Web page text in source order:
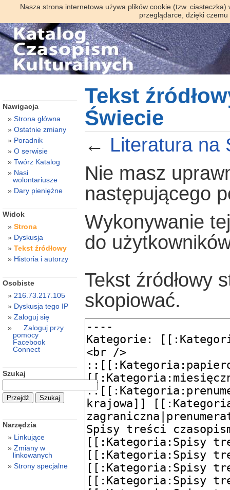
Nasza strona internetowa używa plików cookie (tzw.
przeglądarce, dzięki
Tekst
Świecie
← Literatura na
Nie masz
następującego
Wykonywanie
do
Tekst źródłowy
skopiować.
Nawigacja
Strona główna
Ostatnie zmiany
Poradnik
O serwisie
Twórz Katalog
Nasi
wolontariusze
Dary pieniężne
Widok
Strona
Dyskusja
Tekst źródłowy
Historia i autorzy
Osobiste
216.73.217.105
Dyskusja tego IP
Zaloguj się
Zaloguj przy
pomocy
Facebook
Connect
Szukaj
Narzędzia
Linkujące
Zmiany w
linkowanych
Strony specjalne